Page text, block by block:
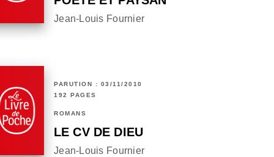
Jean-Louis Fournier
PARUTION : 03/11/2010
192 PAGES
ROMANS
LE CV DE DIEU
Jean-Louis Fournier